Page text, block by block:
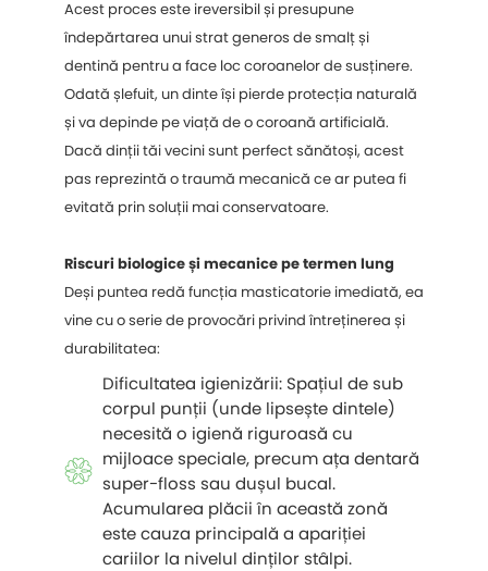
Acest proces este ireversibil și presupune
îndepărtarea unui strat generos de smalț și
dentină pentru a face loc coroanelor de susținere.
Odată șlefuit, un dinte își pierde protecția naturală
și va depinde pe viață de o coroană artificială.
Dacă dinții tăi vecini sunt perfect sănătoși, acest
pas reprezintă o traumă mecanică ce ar putea fi
evitată prin soluții mai conservatoare.
Riscuri biologice și mecanice pe termen lung
Deși puntea redă funcția masticatorie imediată, ea
vine cu o serie de provocări privind întreținerea și
durabilitatea:
Dificultatea igienizării: Spațiul de sub
corpul punții (unde lipsește dintele)
necesită o igienă riguroasă cu
mijloace speciale, precum ața dentară
super-floss sau dușul bucal.
Acumularea plăcii în această zonă
este cauza principală a apariției
cariilor la nivelul dinților stâlpi.